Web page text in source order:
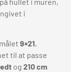
i
9×21,
til at passe
og 210 cm